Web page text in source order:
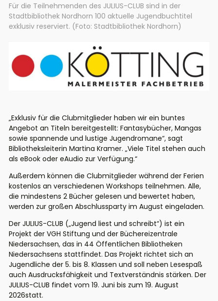
Für die Teilnehmenden des JULIUS-CLUB sind in der
Stadtbibliothek Nordhorn 100 aktuelle Jugendbuchtitel
exklusiv reserviert. (Foto: Stadtbibliothek Nordhorn)
„Exklusiv für die Clubmitglieder haben wir ein buntes
Angebot an Titeln bereitgestellt: Fantasybücher, Mangas
sowie spannende und lustige Jugendromane“, sagt
Bibliotheksleiterin Martina Kramer. „Viele Titel stehen auch
als eBook oder eAudio zur Verfügung.“
Außerdem können die Clubmitglieder während der Ferien
kostenlos an verschiedenen Workshops teilnehmen. Alle,
die mindestens 2 Bücher gelesen und bewertet haben,
werden zur großen Abschlussparty im August eingeladen.
Der JULIUS-CLUB („Jugend liest und schreibt“) ist ein
Projekt der VGH Stiftung und der Büchereizentrale
Niedersachsen, das in 44 Öffentlichen Bibliotheken
Niedersachsens stattfindet. Das Projekt richtet sich an
Jugendliche der 5. bis 8. Klassen und soll neben Lesespaß
auch Ausdrucksfähigkeit und Textverständnis stärken. Der
JULIUS-CLUB findet vom 19. Juni bis zum 19. August
2026statt.